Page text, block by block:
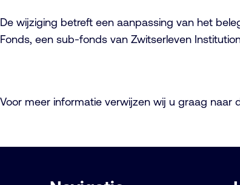
De wijziging betreft een aanpassing van het
Fonds, een sub-fonds van Zwitserleven
Voor meer informatie verwijzen wij u graag naar